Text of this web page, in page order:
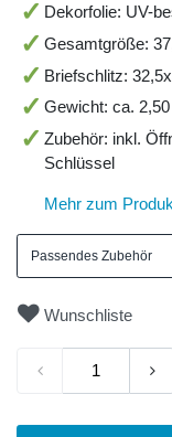
Dekorfolie: UV-
Gesamtgröße:
Briefschlitz:
Gewicht: ca.
Zubehör: inkl.
Schlüssel
Mehr zum
Passendes Zubehör
Wunschliste